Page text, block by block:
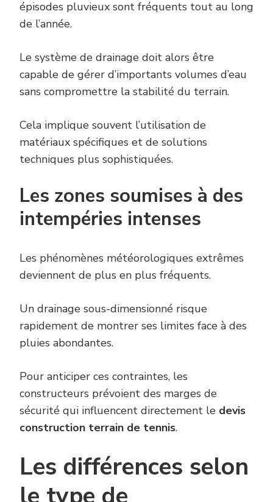
épisodes pluvieux sont fréquents tout au long
de l’année.
Le système de drainage doit alors être
capable de gérer d’importants volumes d’eau
sans compromettre la stabilité du terrain.
Cela implique souvent l’utilisation de
matériaux spécifiques et de solutions
techniques plus sophistiquées.
Les zones soumises à des
intempéries intenses
Les phénomènes météorologiques extrêmes
deviennent de plus en plus fréquents.
Un drainage sous-dimensionné risque
rapidement de montrer ses limites face à des
pluies abondantes.
Pour anticiper ces contraintes, les
constructeurs prévoient des marges de
sécurité qui influencent directement le devis
construction terrain de tennis.
Les différences selon